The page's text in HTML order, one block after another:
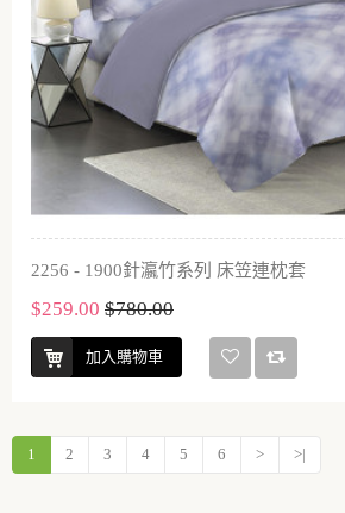
2256 - 1900針瀛竹系列 床笠連枕套
$259.00 $780.00
加入購物車
1 2 3 4 5 6 > >|